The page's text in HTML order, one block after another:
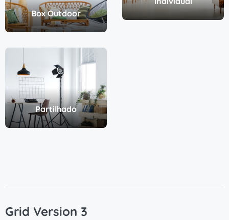
Box Outdoor
Partilhado
Grid Version 3